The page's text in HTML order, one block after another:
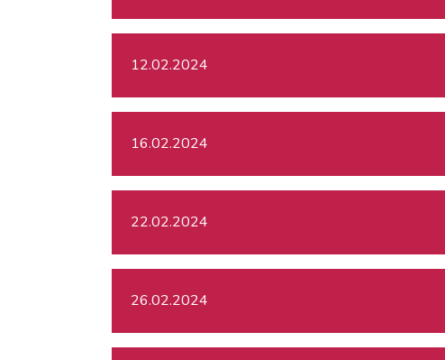
12.02.2024
16.02.2024
22.02.2024
26.02.2024